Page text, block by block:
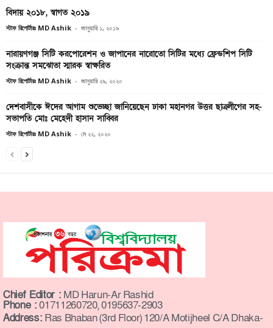
বিদায় ২০১৮, স্বাগত ২০১৯
স্টাফ রিপোর্টারঃ MD Ashik - জানুয়ারি ১, ২০১৯
নারায়ণগঞ্জ সিটি করপোরেশন ও জাপানের নারোতো সিটির মধ্যে ফ্রেন্ডশিপ সিটি
সংক্রান্ত সমঝোতা স্মারক স্বাক্ষরিত
স্টাফ রিপোর্টারঃ MD Ashik - জানুয়ারি ২৯, ২০২০
দেশবাসীকে ঈদের আগাম শুভেচ্ছা জানিয়েছেন ঢাকা মহানগর উত্তর ছাত্রলীগের সহ-
সভাপতি মোঃ মেহেদী হাসান সাব্বির
স্টাফ রিপোর্টারঃ MD Ashik - মে ২২, ২০২০
Chief Editor : MD Harun-Ar Rashid
Phone :01711260720, 0195637-2903
Address: Ras Bhaban (3rd Floor) 120/A Motijheel C/A Dhaka-